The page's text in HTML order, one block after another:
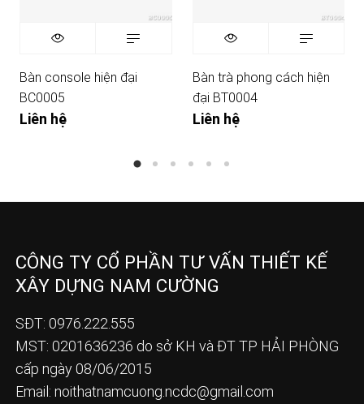
Bàn console hiện đại
BC0005
Liên hệ
Bàn trà phong cách hiện
đại BT0004
Liên hệ
CÔNG TY CỔ PHẦN TƯ VẤN THIẾT KẾ
XÂY DỰNG NAM CƯỜNG
SĐT: 0976.222.555
MST: 0201636236 do sở KH và ĐT TP HẢI PHÒNG
cấp ngày 08/06/2015
Email: noithatnamcuong.ncdc@gmail.com